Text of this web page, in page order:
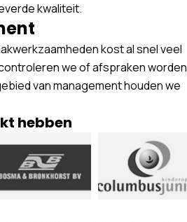
kwaliteit.
kost al snel veel
we of afspraken worden
van management houden we
hebben